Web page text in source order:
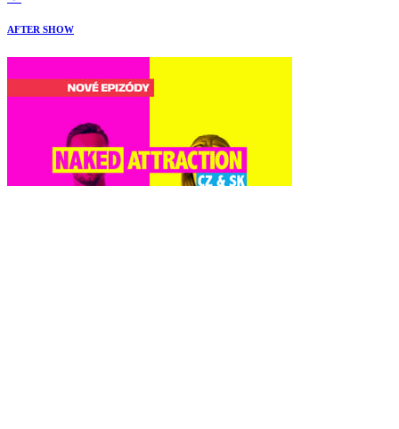
AFTER SHOW